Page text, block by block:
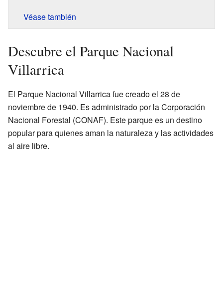
Véase también
Descubre el Parque Nacional
Villarrica
El Parque Nacional Villarrica fue creado el 28 de
noviembre de 1940. Es administrado por la Corporación
Nacional Forestal (CONAF). Este parque es un destino
popular para quienes aman la naturaleza y las actividades
al aire libre.